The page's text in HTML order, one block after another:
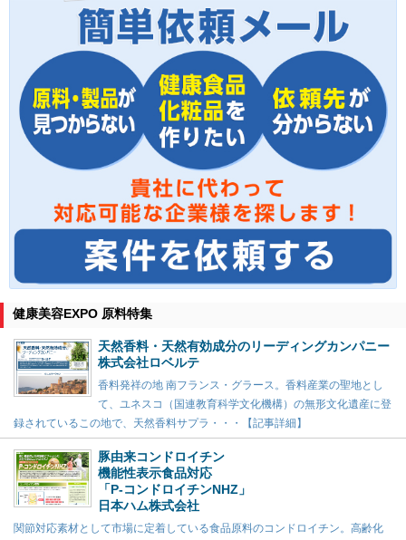
健康美容EXPO 原料特集
天然香料・天然有効成分のリーディングカンパニー
株式会社ロベルテ
香料発祥の地 南フランス・グラース。香料産業の聖地とし
て、ユネスコ（国連教育科学文化機構）の無形文化遺産に登
録されているこの地で、天然香料サプラ・・・【記事詳細】
豚由来コンドロイチン
機能性表示食品対応
「P-コンドロイチンNHZ」
日本ハム株式会社
関節対応素材として市場に定着している食品原料のコンドロイチン。高齢化